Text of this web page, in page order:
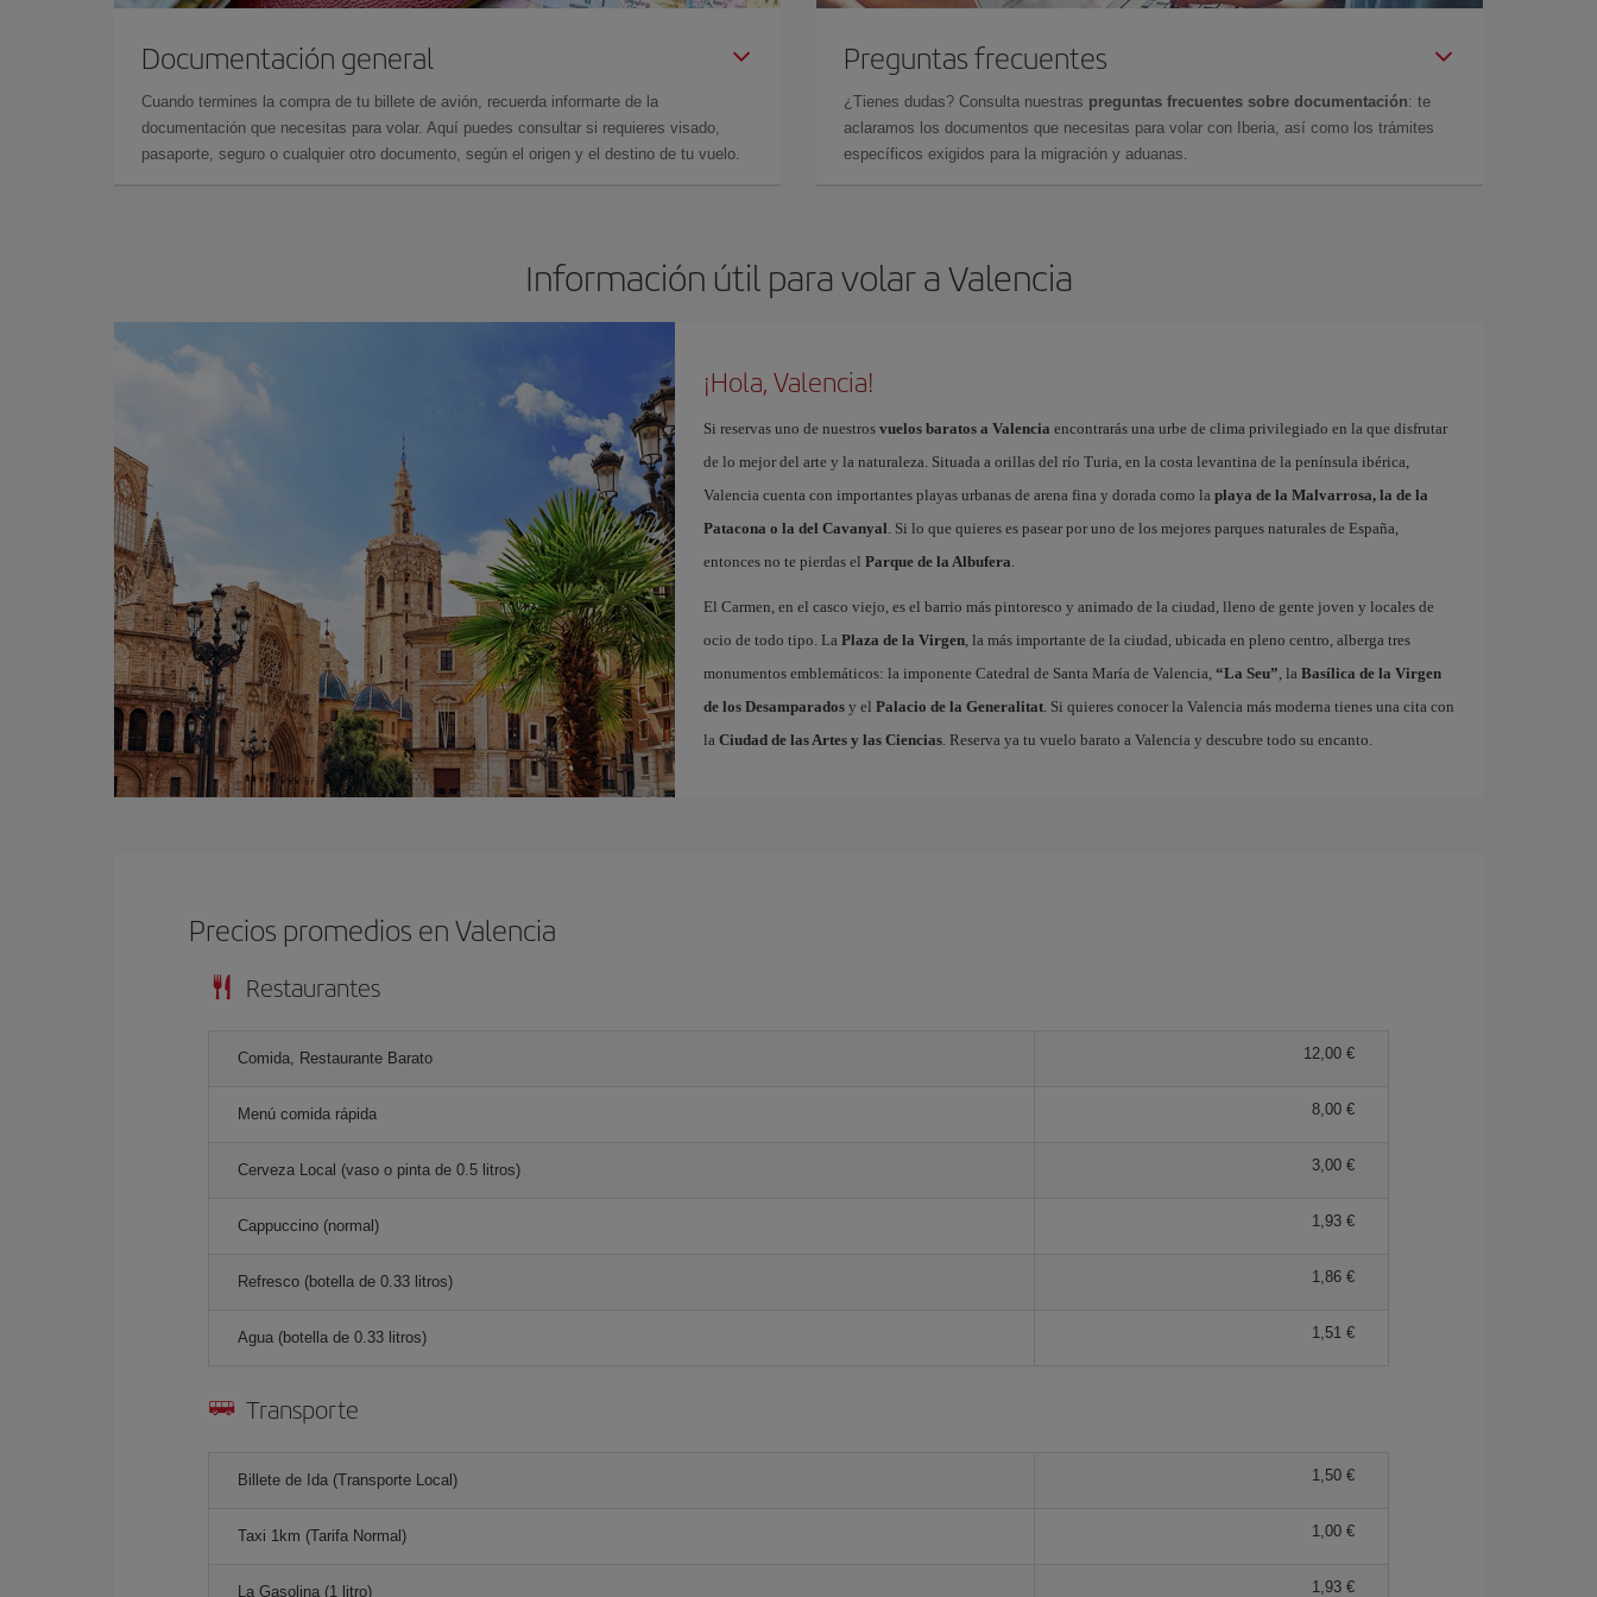
Documentación general
Cuando termines la compra de tu billete de avión, recuerda informarte de la
documentación que necesitas para volar. Aquí puedes consultar si requieres visado,
pasaporte, seguro o cualquier otro documento, según el origen y el destino de tu vuelo.
Preguntas frecuentes
¿Tienes dudas? Consulta nuestras preguntas frecuentes sobre documentación: te
aclaramos los documentos que necesitas para volar con Iberia, así como los trámites
específicos exigidos para la migración y aduanas.
Información útil para volar a Valencia
¡Hola, Valencia!
Si reservas uno de nuestros vuelos baratos a Valencia encontrarás una urbe de clima privilegiado en la que disfrutar
de lo mejor del arte y la naturaleza. Situada a orillas del río Turia, en la costa levantina de la península ibérica,
Valencia cuenta con importantes playas urbanas de arena fina y dorada como la playa de la Malvarrosa, la de la
Patacona o la del Cavanyal. Si lo que quieres es pasear por uno de los mejores parques naturales de España,
entonces no te pierdas el Parque de la Albufera.
El Carmen, en el casco viejo, es el barrio más pintoresco y animado de la ciudad, lleno de gente joven y locales de
ocio de todo tipo. La Plaza de la Virgen, la más importante de la ciudad, ubicada en pleno centro, alberga tres
monumentos emblemáticos: la imponente Catedral de Santa María de Valencia, “La Seu”, la Basílica de la Virgen
de los Desamparadosy el Palacio de la Generalitat. Si quieres conocer la Valencia más moderna tienes una cita con
la Ciudad de las Artes y las Ciencias. Reserva ya tu vuelo barato a Valencia y descubre todo su encanto.
Precios promedios en Valencia
Restaurantes
Comida, Restaurante Barato 12,00 €
Menú comida rápida 8,00 €
Cerveza Local (vaso o pinta de 0.5 litros) 3,00 €
Cappuccino (normal) 1,93 €
Refresco (botella de 0.33 litros) 1,86 €
Agua (botella de 0.33 litros) 1,51 €
Transporte
Billete de Ida (Transporte Local) 1,50 €
Taxi 1km (Tarifa Normal) 1,00 €
La Gasolina (1 litro) 1,93 €